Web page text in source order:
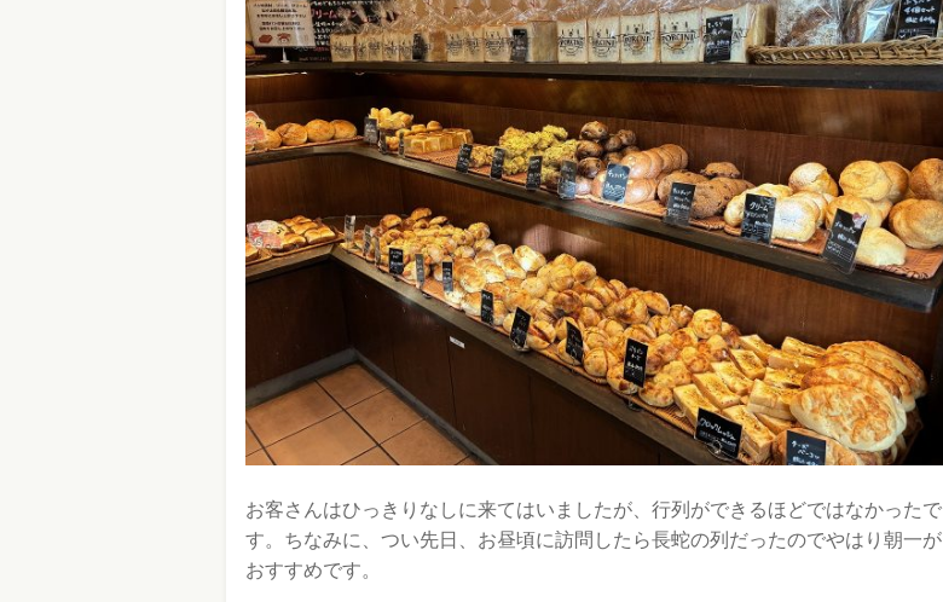
お客さんはひっきりなしに来てはいましたが、行列ができるほどではなかったで
す。ちなみに、つい先日、お昼頃に訪問したら長蛇の列だったのでやはり朝一が
おすすめです。